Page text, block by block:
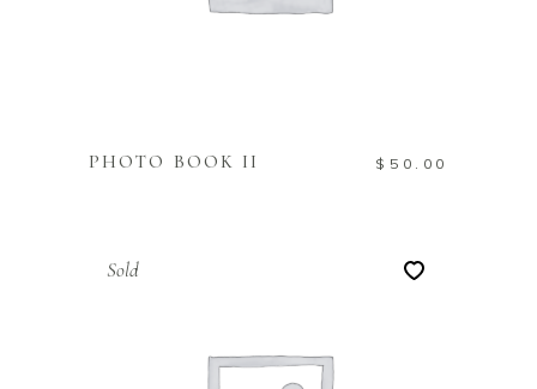
PHOTO BOOK II $ 50.00
Sold